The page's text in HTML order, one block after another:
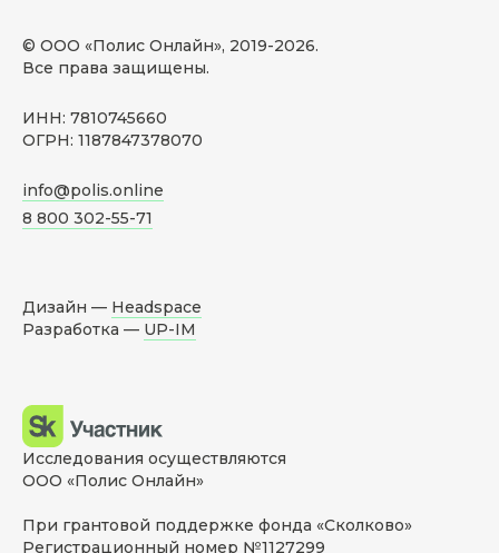
© ООО «Полис Онлайн», 2019-2026.
Все права защищены.
ИНН: 7810745660
ОГРН: 1187847378070
info@polis.online
8 800 302-55-71
Дизайн — Headspace
Разработка — UP-IM
Исследования осуществляются
ООО «Полис Онлайн»
При грантовой поддержке фонда «Сколково»
Регистрационный номер №1127299